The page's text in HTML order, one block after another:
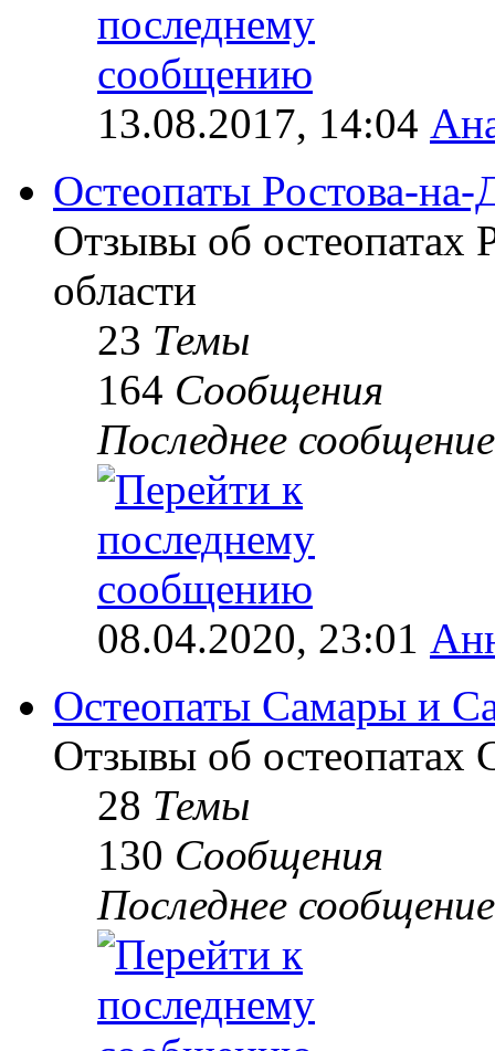
13.08.2017, 14:04
Остеопаты Ростова-
Отзывы об остеопатах
области
23 Темы
164 Сообщения
Последнее сообщение
08.04.2020, 23:01
Остеопаты Самары и
Отзывы об остеопатах
28 Темы
130 Сообщения
Последнее сообщение